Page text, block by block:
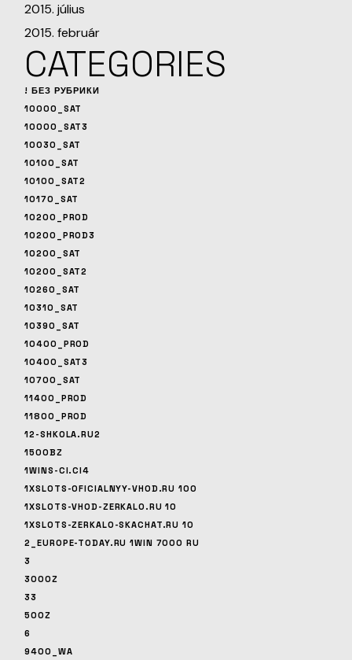
2015. július
2015. február
CATEGORIES
! БЕЗ РУБРИКИ
10000_SAT
10000_SAT3
10030_SAT
10100_SAT
10100_SAT2
10170_SAT
10200_PROD
10200_PROD3
10200_SAT
10200_SAT2
10260_SAT
10310_SAT
10390_SAT
10400_PROD
10400_SAT3
10700_SAT
11400_PROD
11800_PROD
12-SHKOLA.RU2
1500BZ
1WINS-CI.CI4
1XSLOTS-OFICIALNYY-VHOD.RU 100
1XSLOTS-VHOD-ZERKALO.RU 10
1XSLOTS-ZERKALO-SKACHAT.RU 10
2_EUROPE-TODAY.RU 1WIN 7000 RU
3
3000Z
33
500Z
6
9400_WA